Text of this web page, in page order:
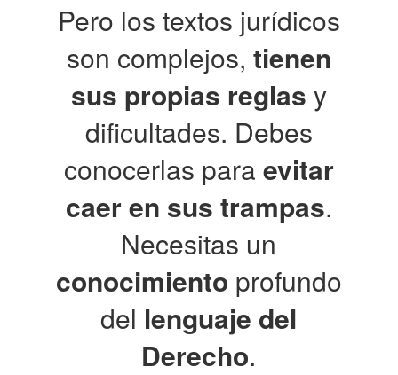
Pero los textos jurídicos
son complejos, tienen
sus propias reglas y
dificultades. Debes
conocerlas para evitar
caer en sus trampas.
Necesitas un
conocimiento profundo
del lenguaje del
Derecho.